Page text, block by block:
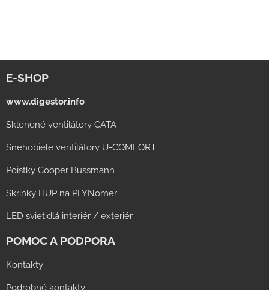
E-SHOP
www.digestor.info
Sklenené ventilátory CATA
Snehobiele ventilátory U-COMFORT
Poistky Cooper Bussmann
Skrinky HUP na PLYNomer
LED svietidlá interiér / exteriér
POMOC A PODPORA
Kontakty
Podrobné kontakty